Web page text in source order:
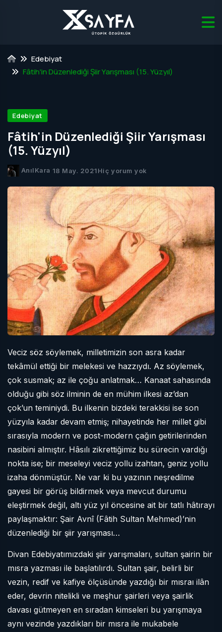
Edebiyat
Fâtih'in Düzenlediği Şiir Yarışması (15. Yüzyıl)
Edebiyat
Fâtih'in Düzenlediği Şiir Yarışması
(15. Yüzyıl)
AnılKara 18 May. 2021Hiç yorum yok
Veciz söz söylemek, milletimizin son asra kadar
tekâmül ettiği bir melekesi ve hazzıydı. Az söylemek,
çok susmak; az ile çoğu anlatmak… Kanaat sahasında
olduğu gibi söz ilminin de en mühim ilkesi az’dan
çok’un teminiydi. Bu ilkenin bizdeki terakkisi ise son
yüzyıla kadar devam etmiş; nihayetinde her millet gibi
sırasıyla modern ve post-modern çağın getirilerinden
nasibini almıştır. Hâsılı zikrettiğimiz bu sürecin vardığı
nokta ise; bir meseleyi veciz yollu izahtan, geniz yollu
izaha dönmüştür. Ne var ki bu yazının neşredilme
gayesi bir görüş bildirmek veya mevcut durumu
eleştirmek değil, altı yüz yıl öncesine ait bir tatlı hâtırayı
paylaşmaktır: Şair Avnî (Fâtih Sultan Mehmed)’nin
düzenlediği bir şiir yarışması…
Divan Edebiyatımızdaki şiir yarışmaları, sultan şairin bir
mısra yazması ile başlatılırdı. Sultan şair, belirli bir
vezin, redif ve kafiye ölçüsünde yazdığı bir mısraı ilân
eder, devrin nitelikli ve meşhur şairleri veya şairlik
davası gütmeyen en sıradan kimseleri bu yarışmaya
aynı vezinde yazdıkları bir mısra ile mukabele